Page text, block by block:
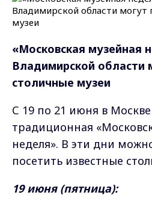
«Московская музейная
Владимирской области
столичные музеи
С 19 по 21 июня в
традиционная
неделя». В эти дни
посетить известные
19 июня (пятница):